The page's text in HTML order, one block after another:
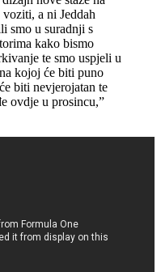
a ni Jeddah
smo u suradnji s
kako bismo
te smo uspjeli u
kojoj će biti puno
biti nevjerojatan te
ovdje u prosincu,”